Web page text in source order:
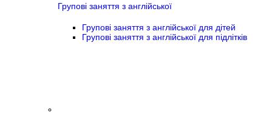
Групові заняття з англійської
Групові заняття з англійської для дітей
Групові заняття з англійської для підлітків